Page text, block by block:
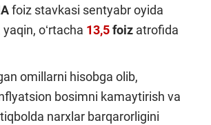
foiz stavkasi sentyabr oyida
oʻrtacha 13,5foiz atrofida
omillarni hisobga olib,
bosimni kamaytirish va
narxlar barqarorligini